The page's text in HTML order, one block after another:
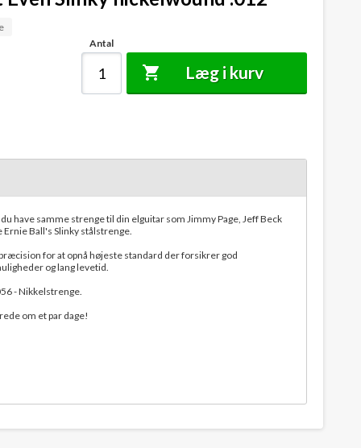
Antal
Læg i kurv
have samme strenge til din elguitar som Jimmy Page, Jeff Beck
Ernie Ball's Slinky stålstrenge.
for at opnå højeste standard der forsikrer god
og lang levetid.
- Nikkelstrenge.
om et par dage!